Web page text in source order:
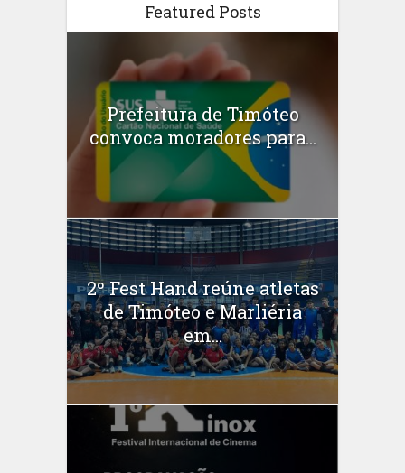
Featured Posts
Prefeitura de Timóteo
convoca moradores para...
2º Fest Hand reúne atletas
de Timóteo e Marliéria
em...